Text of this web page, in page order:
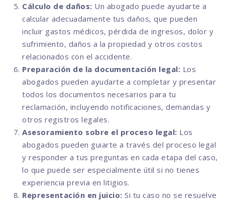
Cálculo de daños: Un abogado puede ayudarte a
calcular adecuadamente tus daños, que pueden
incluir gastos médicos, pérdida de ingresos, dolor y
sufrimiento, daños a la propiedad y otros costos
relacionados con el accidente.
Preparación de la documentación legal: Los
abogados pueden ayudarte a completar y presentar
todos los documentos necesarios para tu
reclamación, incluyendo notificaciones, demandas y
otros registros legales.
Asesoramiento sobre el proceso legal: Los
abogados pueden guiarte a través del proceso legal
y responder a tus preguntas en cada etapa del caso,
lo que puede ser especialmente útil si no tienes
experiencia previa en litigios.
Representación en juicio: Si tu caso no se resuelve